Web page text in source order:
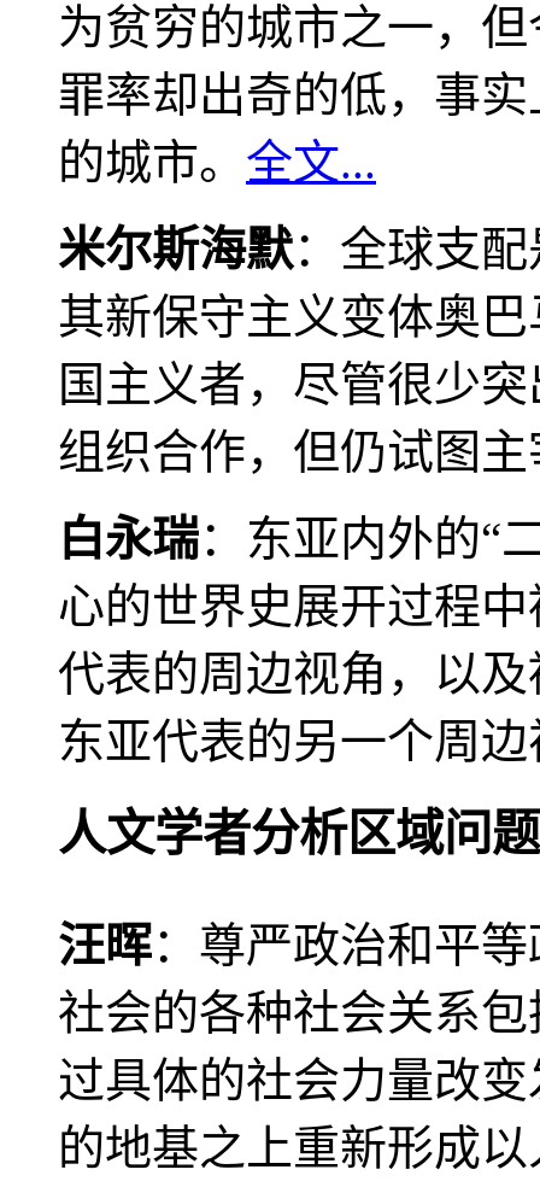
为贫穷的城市之一，
罪率却出奇的低，事
的城市。 全文...
米尔斯海默：全球支
其新保守主义变体奥
国主义者，尽管很少
组织合作，但仍试图
白永瑞：东亚内外的“
心的世界史展开过程
代表的周边视角，以
东亚代表的另一个周
人文学者分析区域问题
汪晖：尊严政治和平
社会的各种社会关系
过具体的社会力量改
的地基之上重新形成